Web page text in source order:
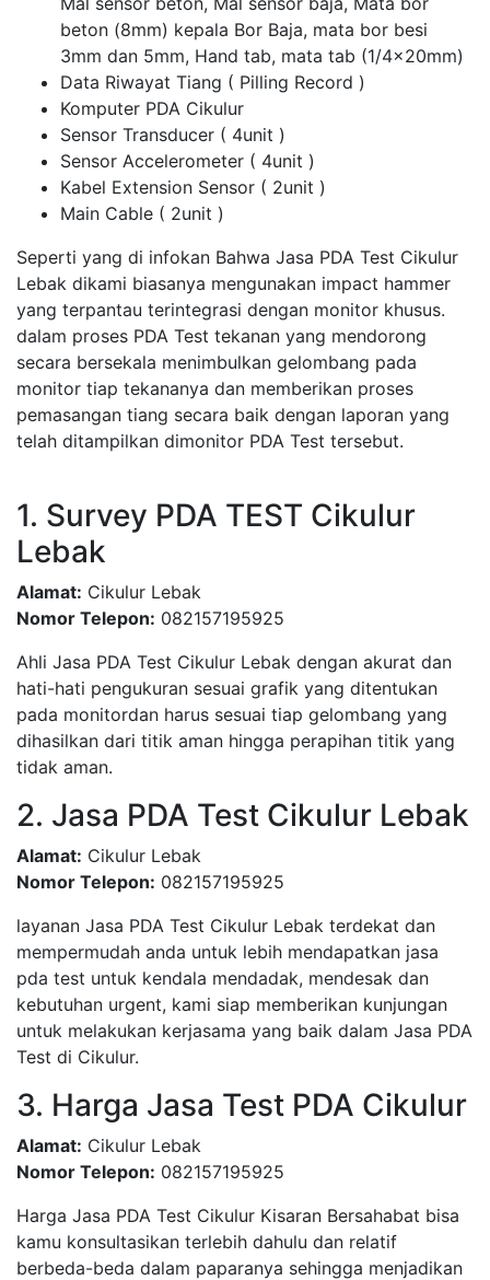
beton (8mm) kepala Bor Baja, mata bor besi
3mm dan 5mm, Hand tab, mata tab (1/4x20mm)
Data Riwayat Tiang ( Pilling Record )
Komputer PDA Cikulur
Sensor Transducer ( 4unit )
Sensor Accelerometer ( 4unit )
Kabel Extension Sensor ( 2unit )
Main Cable ( 2unit )
Seperti yang di infokan Bahwa Jasa PDA Test Cikulur
Lebak dikami biasanya mengunakan impact hammer
yang terpantau terintegrasi dengan monitor khusus.
dalam proses PDA Test tekanan yang mendorong
secara bersekala menimbulkan gelombang pada
monitor tiap tekananya dan memberikan proses
pemasangan tiang secara baik dengan laporan yang
telah ditampilkan dimonitor PDA Test tersebut.
1. Survey PDA TEST Cikulur
Lebak
Alamat: Cikulur Lebak
Nomor Telepon: 082157195925
Ahli Jasa PDA Test Cikulur Lebak dengan akurat dan
hati-hati pengukuran sesuai grafik yang ditentukan
pada monitordan harus sesuai tiap gelombang yang
dihasilkan dari titik aman hingga perapihan titik yang
tidak aman.
2. Jasa PDA Test Cikulur Lebak
Alamat: Cikulur Lebak
Nomor Telepon: 082157195925
layanan Jasa PDA Test Cikulur Lebak terdekat dan
mempermudah anda untuk lebih mendapatkan jasa
pda test untuk kendala mendadak, mendesak dan
kebutuhan urgent, kami siap memberikan kunjungan
untuk melakukan kerjasama yang baik dalam Jasa PDA
Test di Cikulur.
3. Harga Jasa Test PDA Cikulur
Alamat: Cikulur Lebak
Nomor Telepon: 082157195925
Harga Jasa PDA Test Cikulur Kisaran Bersahabat bisa
kamu konsultasikan terlebih dahulu dan relatif
berbeda-beda dalam paparanya sehingga menjadikan